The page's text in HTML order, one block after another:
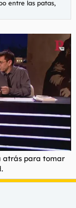
entre las patas,
atrás para tomar